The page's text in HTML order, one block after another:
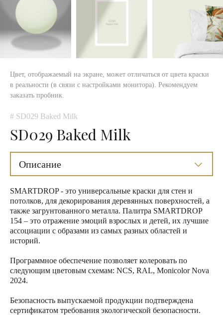
Цвет, отображаемый на экране, может отличаться от цвета краски
в реальности (в связи с настройками монитора). Рекомендуем
заказать пробник.
# SD029 Baked Milk
SD029 Baked Milk
Описание
SMARTDROP - это универсальные краски для стен и
потолков, для декорирования деревянных поверхностей, а
также загрунтованного металла. Палитра SMARTDROP
154 – это отражение эмоций взрослых и детей, их лучшие
ассоциации с образами из самых разных областей и
историй.
Программное обеспечение позволяет колеровать по
следующим цветовым схемам: NCS, RAL, Monicolor Nova
2024.
Безопасность выпускаемой продукции подтверждена
сертификатом требования экологической безопасности.